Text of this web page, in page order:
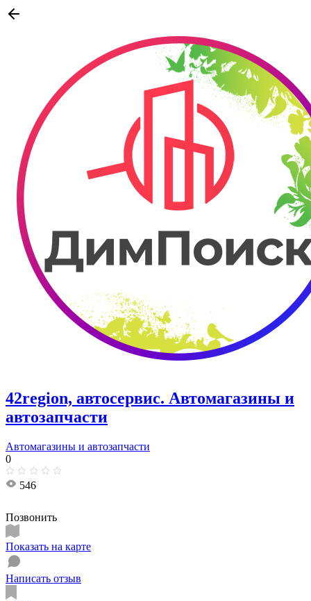
42region, автосервис. Автомагазины и
автозапчасти
Автомагазины и автозапчасти
0
546
Позвонить
Показать на карте
Написать отзыв